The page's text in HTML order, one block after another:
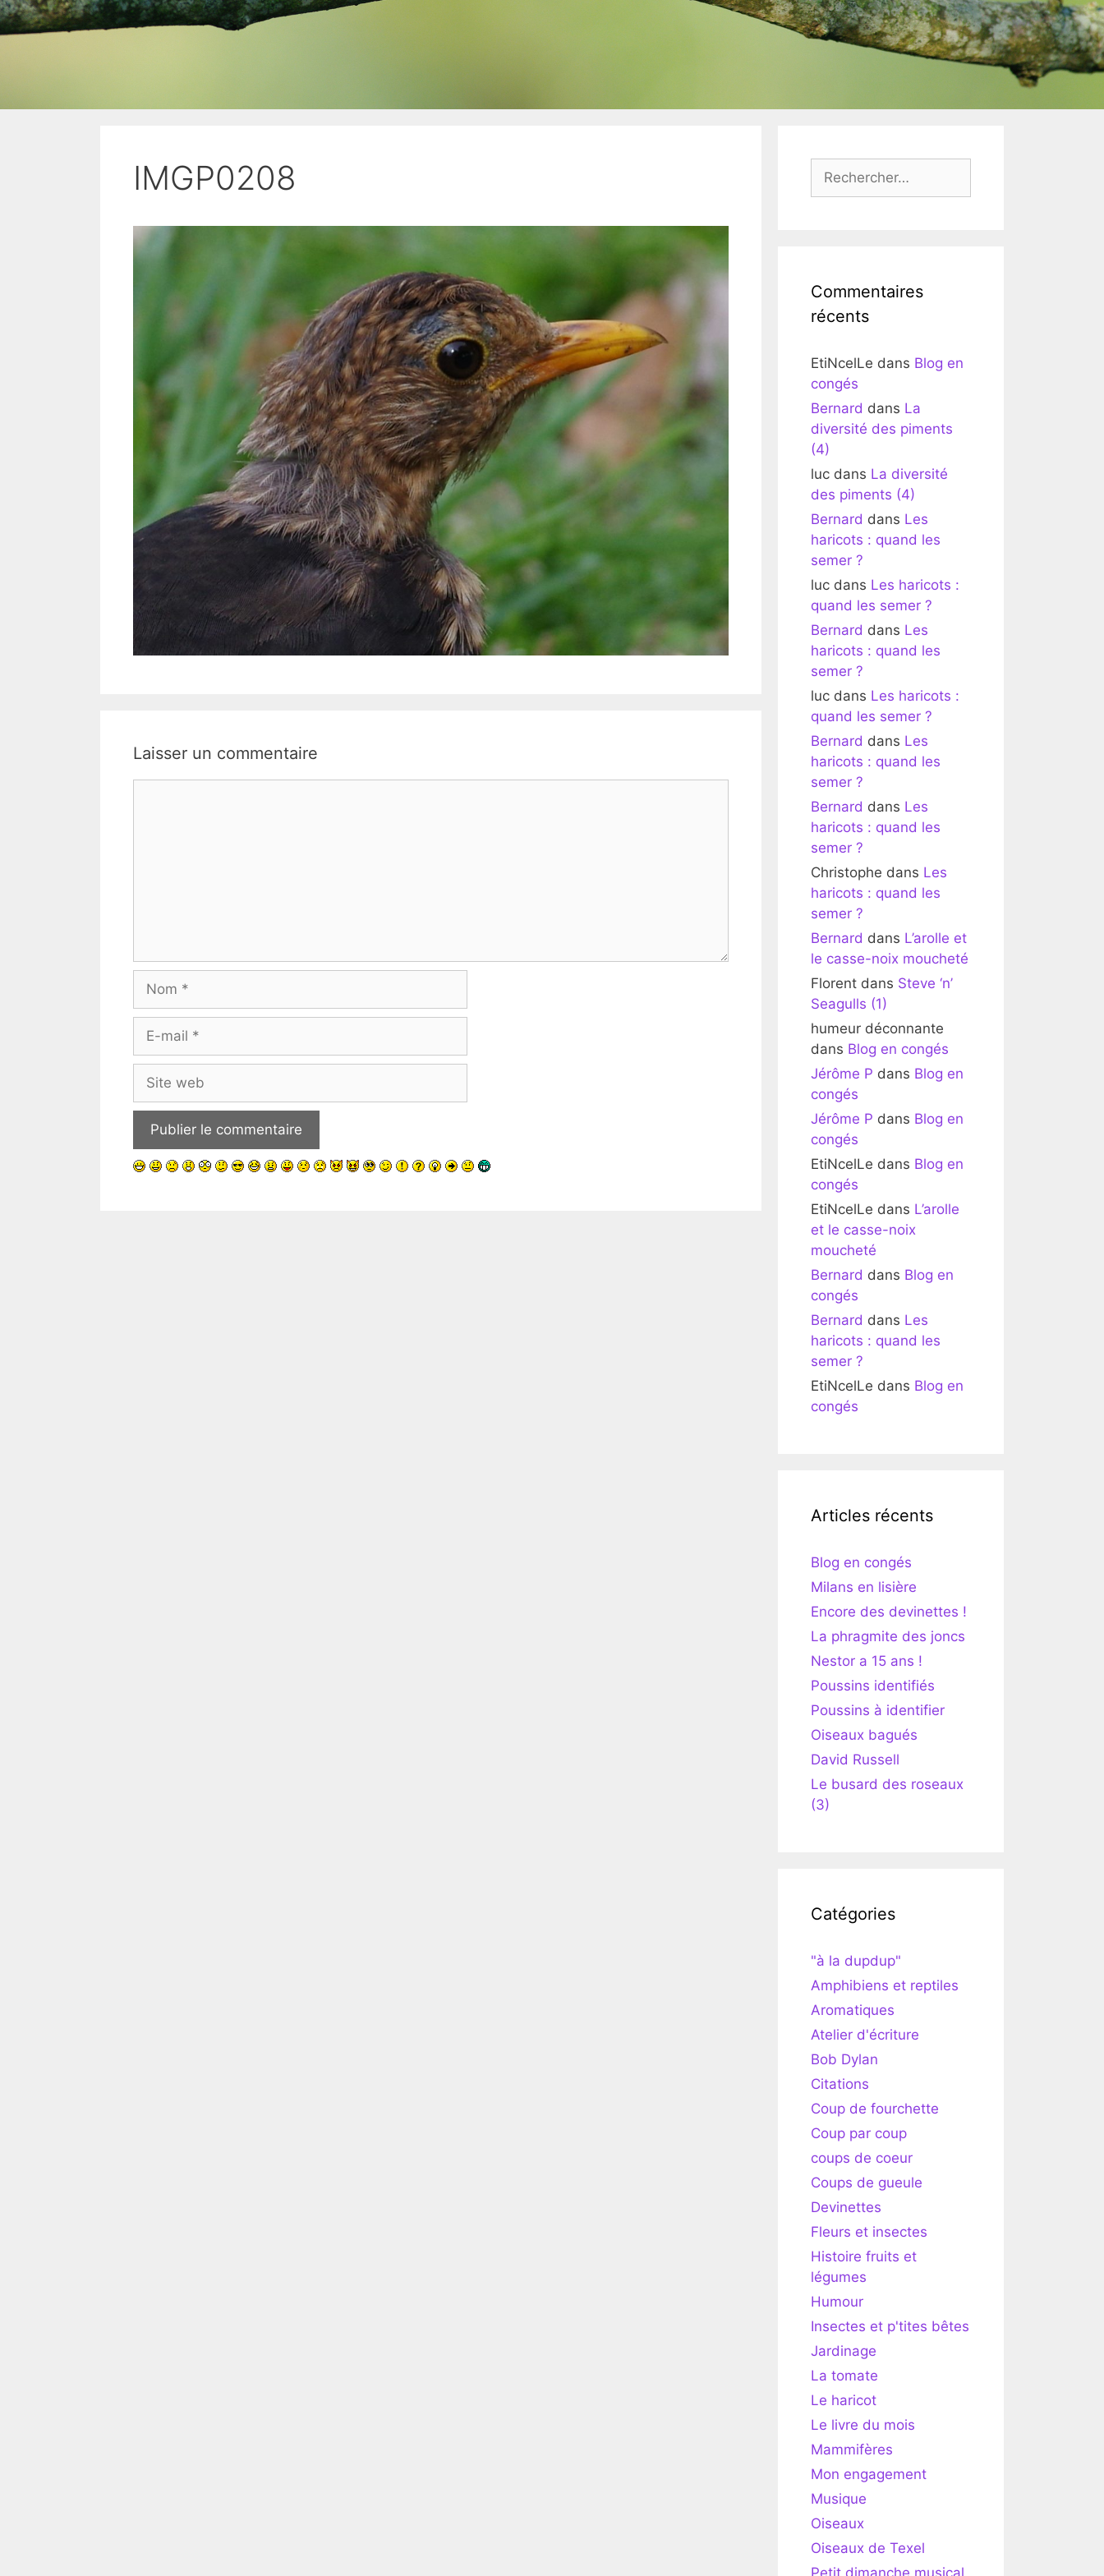
IMGP0208
Laisser un commentaire
mail
web
Commentaires
récents
EtiNcelLe dans Blog en
congés
Bernard dans La
diversité des piments
(4)
luc dans La diversité
des piments (4)
Bernard dans Les
haricots : quand les
semer ?
luc dans Les haricots :
quand les semer ?
Bernard dans Les
haricots : quand les
semer ?
luc dans Les haricots :
quand les semer ?
Bernard dans Les
haricots : quand les
semer ?
Bernard dans Les
haricots : quand les
semer ?
Christophe dans Les
haricots : quand les
semer ?
Bernard dans L’arolle et
le casse-noix moucheté
Florent dans Steve ‘n’
Seagulls (1)
humeur déconnante
dans Blog en congés
Jérôme P dans Blog en
congés
Jérôme P dans Blog en
congés
EtiNcelLe dans Blog en
congés
EtiNcelLe dans L’arolle
et le casse-noix
moucheté
Bernard dans Blog en
congés
Bernard dans Les
haricots : quand les
semer ?
EtiNcelLe dans Blog en
congés
Articles récents
Blog en congés
Milans en lisière
Encore des devinettes !
La phragmite des joncs
Nestor a 15 ans !
Poussins identifiés
Poussins à identifier
Oiseaux bagués
David Russell
Le busard des roseaux
(3)
Catégories
"à la dupdup"
Amphibiens et reptiles
Aromatiques
Atelier d'écriture
Bob Dylan
Citations
Coup de fourchette
Coup par coup
coups de coeur
Coups de gueule
Devinettes
Fleurs et insectes
Histoire fruits et
légumes
Humour
Insectes et p'tites bêtes
Jardinage
La tomate
Le haricot
Le livre du mois
Mammifères
Mon engagement
Musique
Oiseaux
Oiseaux de Texel
Petit dimanche musical